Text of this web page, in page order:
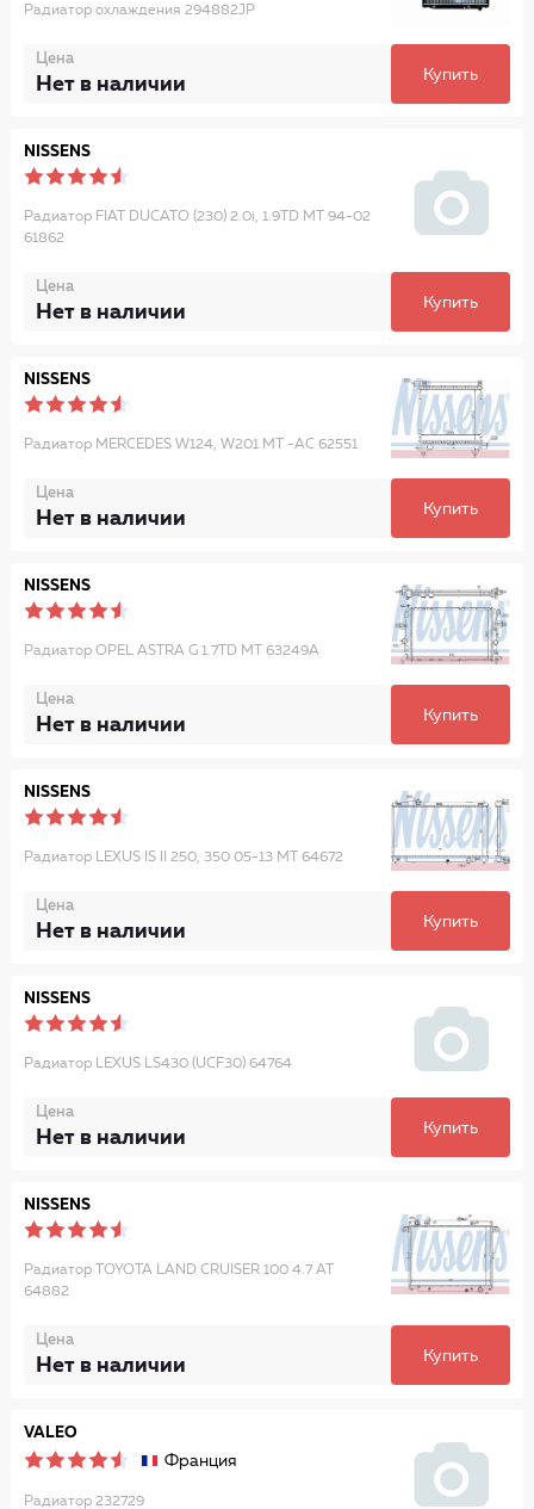
Радиатор охлаждения 294882JP
Цена
Нет в наличии Купить
NISSENS
Радиатор FIAT DUCATO (230) 2.0i, 1.9TD MT 94-02
61862
Цена
Нет в наличии Купить
NISSENS
Радиатор MERCEDES W124, W201 MT -AC 62551
Цена
Нет в наличии Купить
NISSENS
Радиатор OPEL ASTRA G 1.7TD MT 63249A
Цена
Нет в наличии Купить
NISSENS
Радиатор LEXUS IS II 250, 350 05-13 MT 64672
Цена
Нет в наличии Купить
NISSENS
Радиатор LEXUS LS430 (UCF30) 64764
Цена
Нет в наличии Купить
NISSENS
Радиатор TOYOTA LAND CRUISER 100 4.7 AT
64882
Цена
Нет в наличии Купить
VALEO
Франция
Радиатор 232729